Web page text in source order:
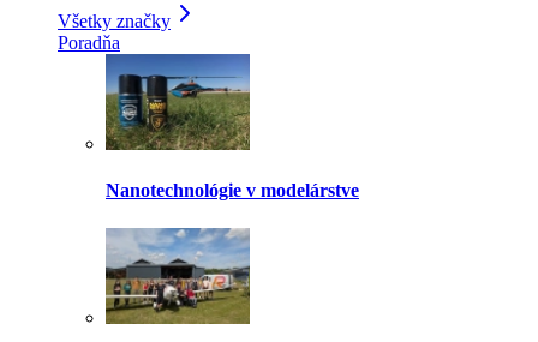
Všetky značky
Poradňa
Nanotechnológie v modelárstve